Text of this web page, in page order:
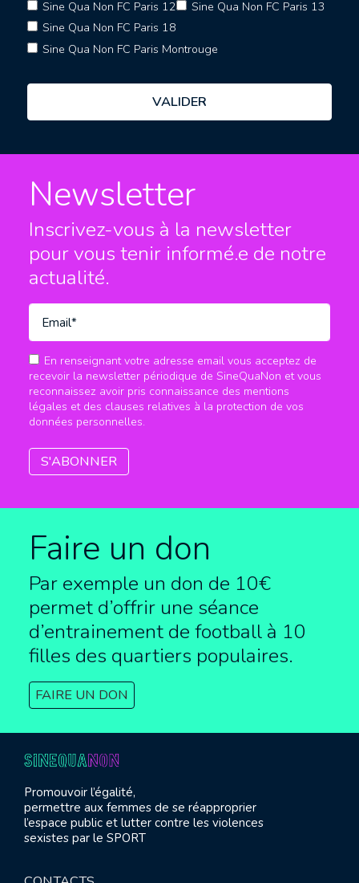
Sine Qua Non FC Paris 12
Sine Qua Non FC Paris 13
Sine Qua Non FC Paris 18
Sine Qua Non FC Paris Montrouge
Newsletter
Inscrivez-vous à la newsletter
pour vous tenir informé.e de notre
actualité.
En renseignant votre adresse email vous acceptez de
recevoir la newsletter périodique de SineQuaNon et vous
reconnaissez avoir pris connaissance des mentions
légales et des clauses relatives à la protection de vos
données personnelles.
Faire un don
Par exemple un don de 10€
permet d’offrir une séance
d’entrainement de football à 10
filles des quartiers populaires.
FAIRE UN DON
Promouvoir l’égalité,
permettre aux femmes de se réapproprier
l’espace public et lutter contre les violences
sexistes par le SPORT